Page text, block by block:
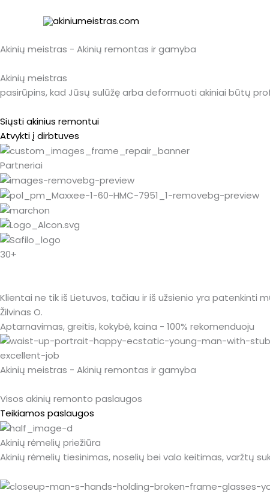
Akinių meistras - Akinių remontas ir gamyba
Akinių meistras
pasirūpins, kad Jūsų sulūžę arba deformuoti akiniai būtų
Siųsti akinius remontui
Atvykti į dirbtuves
Partneriai
30+
Klientai ne tik iš Lietuvos, tačiau ir iš užsienio yra patenkinti
Žilvinas O.
Aptarnavimas, greitis, kokybė, kaina - 100% rekomenduoju
Akinių meistras - Akinių remontas ir gamyba
Visos akinių remonto paslaugos
Teikiamos paslaugos
Akinių rėmelių priežiūra
Akinių rėmelių tiesinimas, noselių bei valo keitimas, varžtų